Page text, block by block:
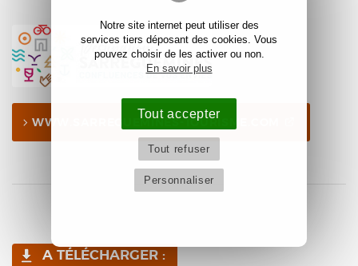
Notre site internet peut utiliser des
services tiers déposant des cookies. Vous
pouvez choisir de les activer ou non.
En savoir plus
Tout accepter
Tout refuser
Personnaliser
WWW.SARREGUEMINES-TOURISME.COM
A TÉLÉCHARGER :